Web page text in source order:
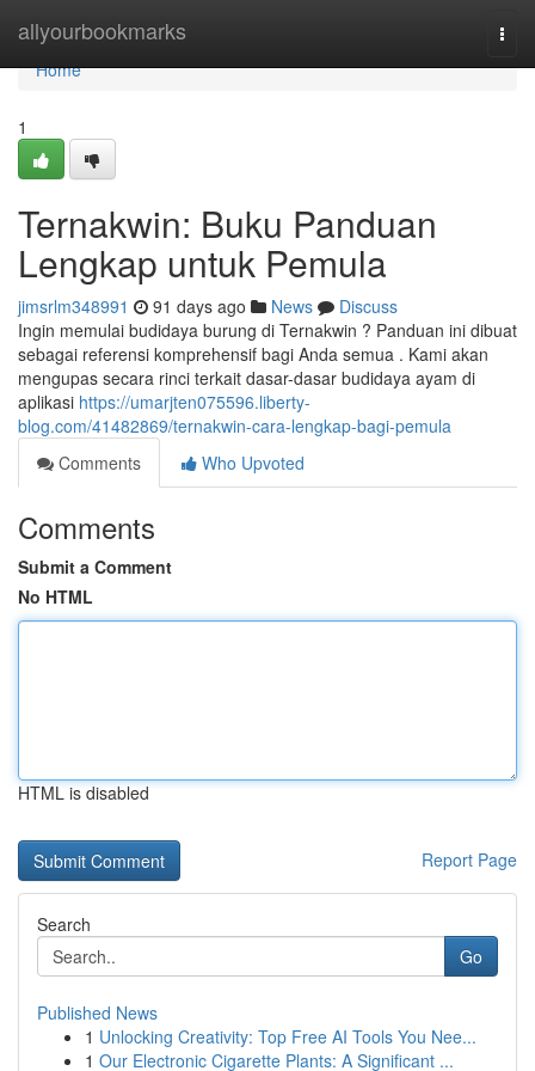
allyourbookmarks
Home
Home
1
Ternakwin: Buku Panduan
Lengkap untuk Pemula
jimsrlm348991 91 days ago News
Discuss
Ingin memulai budidaya burung di Ternakwin ? Panduan ini dibuat
sebagai referensi komprehensif bagi Anda semua . Kami akan
mengupas secara rinci terkait dasar-dasar budidaya ayam di
aplikasi https://umarjten075596.liberty-
blog.com/41482869/ternakwin-cara-lengkap-bagi-pemula
Comments
Who Upvoted
Comments
Submit a Comment
No HTML
HTML is disabled
Report Page
Search
Go
Published News
1 Unlocking Creativity: Top Free AI Tools You Nee...
1 Our Electronic Cigarette Plants: A Significant ...